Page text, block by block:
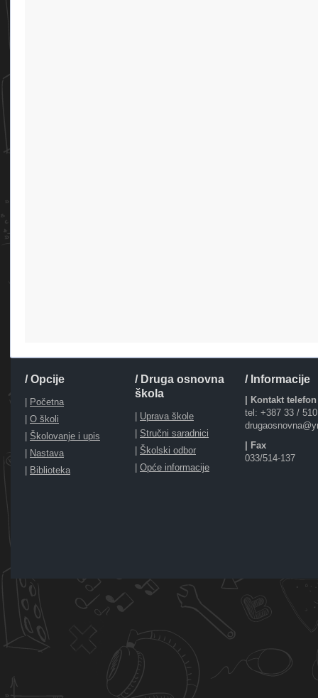
/ Opcije
| Početna
| O školi
| Školovanje i upis
| Nastava
| Biblioteka
/ Druga osnovna
škola
| Uprava škole
| Stručni saradnici
| Školski odbor
| Opće informacije
/ Informacije
| Kontakt telefon
tel: +387 33 /
| Fax
033/514-137